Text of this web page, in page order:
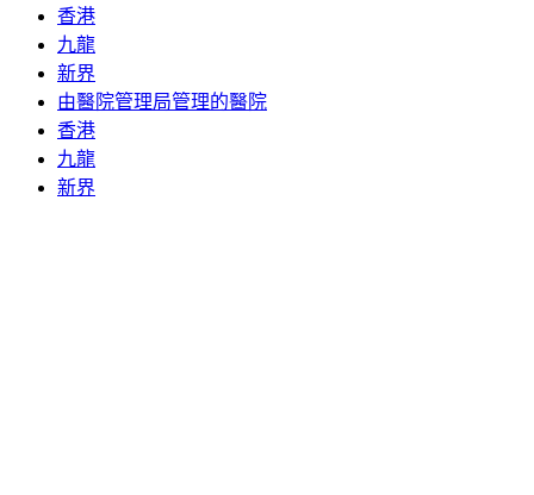
香港
九龍
新界
由醫院管理局管理的醫院
香港
九龍
新界